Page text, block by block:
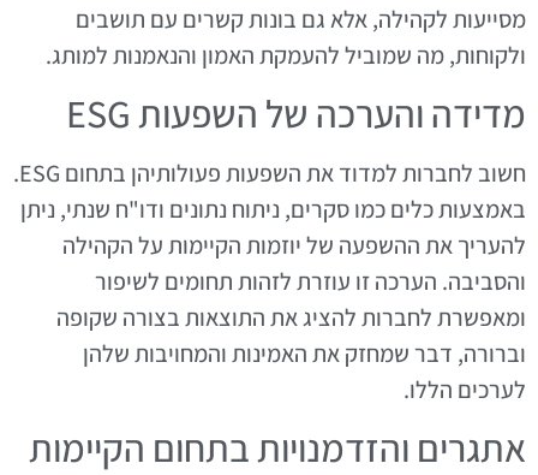
מסייעות לקהילה, אלא גם בונות קשרים עם תושבים
ולקוחות, מה שמוביל להעמקת האמון והנאמנות למותג.
מדידה והערכה של השפעות ESG
חשוב לחברות למדוד את השפעות פעולותיהן בתחום ESG.
באמצעות כלים כמו סקרים, ניתוח נתונים ודו"ח שנתי, ניתן
להעריך את ההשפעה של יוזמות הקיימות על הקהילה
והסביבה. הערכה זו עוזרת לזהות תחומים לשיפור
ומאפשרת לחברות להציג את התוצאות בצורה שקופה
וברורה, דבר שמחזק את האמינות והמחויבות שלהן
לערכים הללו.
אתגרים והזדמנויות בתחום הקיימות